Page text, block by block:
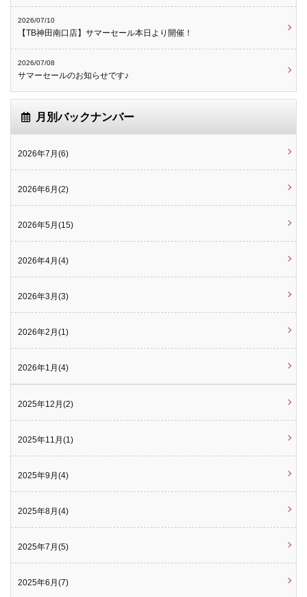
2026/07/10
【TB神田南口店】サマーセール本日より開催！
2026/07/08
サマーセールのお知らせです♪
月別バックナンバー
2026年7月(6)
2026年6月(2)
2026年5月(15)
2026年4月(4)
2026年3月(3)
2026年2月(1)
2026年1月(4)
2025年12月(2)
2025年11月(1)
2025年9月(4)
2025年8月(4)
2025年7月(5)
2025年6月(7)